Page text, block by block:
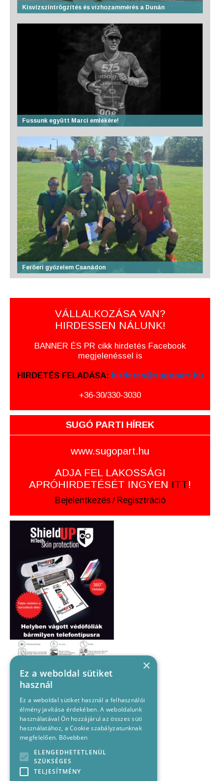
Kisvízszintrögzítés és vízhozammérés a Dunán
Fussunk együtt Marci emlékére!
Feröeri győzelem Csanádon
VÁLLALKOZÁSA VAN?
HIRDESSEN NÁLUNK!
BANNER ÉS PR cikk hirdetés Facebook
megjelenéssel is
HIRDETÉS FELADÁSA: hirdetes@sugopart.hu
+36-30/330-3030
SUGÓ PARTI HÍREK
www.sugopart.hu
ADJA FEL LAKOSSÁGI
APRÓHIRDETÉSÉT INGYEN ITT!
Bejelentkezés / Regisztráció
×
Ez a weboldal sütiket
használ
Ez a weboldal sütiket használ a felhasználói
élmény javítása érdekében. A weboldalunk
használatával Ön hozzájárul az összes süti
használatához, a Cookie szabályzatunknak
megfelelően. Bővebben
ELENGEDHETETLENÜL
SZÜKSÉGES
TELJESÍTMÉNY